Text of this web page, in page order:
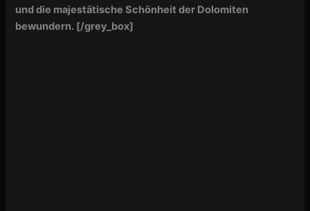
und die majestätische Schönheit der Dolomiten
bewundern. [/grey_box]